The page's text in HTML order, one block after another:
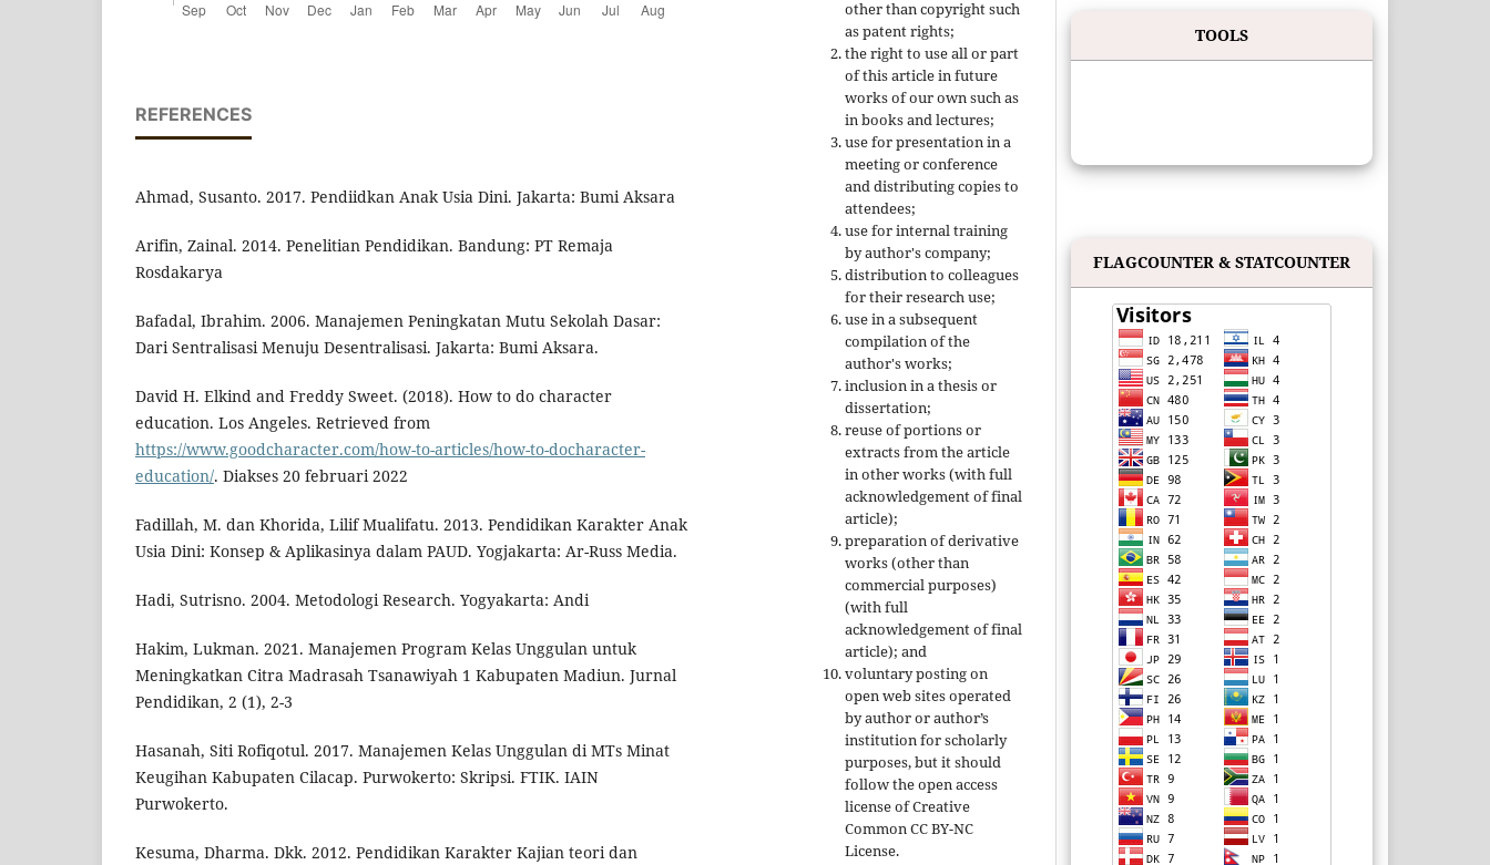
REFERENCES
Ahmad, Susanto. 2017. Pendiidkan Anak Usia Dini. Jakarta: Bumi Aksara
Arifin, Zainal. 2014. Penelitian Pendidikan. Bandung: PT Remaja
Rosdakarya
Bafadal, Ibrahim. 2006. Manajemen Peningkatan Mutu Sekolah Dasar:
Dari Sentralisasi Menuju Desentralisasi. Jakarta: Bumi Aksara.
David H. Elkind and Freddy Sweet. (2018). How to do character
education. Los Angeles. Retrieved from
https://www.goodcharacter.com/how-to-articles/how-to-docharacter-
education/. Diakses 20 februari 2022
Fadillah, M. dan Khorida, Lilif Mualifatu. 2013. Pendidikan Karakter Anak
Usia Dini: Konsep & Aplikasinya dalam PAUD. Yogjakarta: Ar-Russ Media.
Hadi, Sutrisno. 2004. Metodologi Research. Yogyakarta: Andi
Hakim, Lukman. 2021. Manajemen Program Kelas Unggulan untuk
Meningkatkan Citra Madrasah Tsanawiyah 1 Kabupaten Madiun. Jurnal
Pendidikan, 2 (1), 2-3
Hasanah, Siti Rofiqotul. 2017. Manajemen Kelas Unggulan di MTs Minat
Keugihan Kabupaten Cilacap. Purwokerto: Skripsi. FTIK. IAIN
Purwokerto.
Kesuma, Dharma. Dkk. 2012. Pendidikan Karakter Kajian teori dan
other than copyright such
as patent rights;
the right to use all or part
of this article in future
works of our own such as
in books and lectures;
use for presentation in a
meeting or conference
and distributing copies to
attendees;
use for internal training
by author's company;
distribution to colleagues
for their research use;
use in a subsequent
compilation of the
author's works;
inclusion in a thesis or
dissertation;
reuse of portions or
extracts from the article
in other works (with full
acknowledgement of final
article);
preparation of derivative
works (other than
commercial purposes)
(with full
acknowledgement of final
article); and
voluntary posting on
open web sites operated
by author or author’s
institution for scholarly
purposes, but it should
follow the open access
license of Creative
Common CC BY-NC
License.
TOOLS
FLAGCOUNTER & STATCOUNTER